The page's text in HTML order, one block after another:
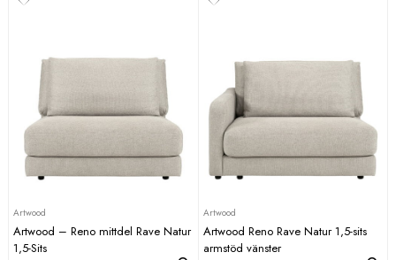
Artwood
Artwood – Reno mittdel Rave Natur
1,5-Sits
Artwood
Artwood Reno Rave Natur 1,5-sits
armstöd vänster